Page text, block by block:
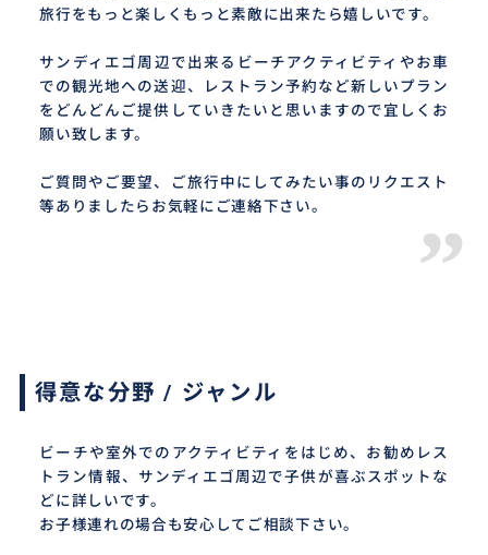
旅行をもっと楽しくもっと素敵に出来たら嬉しいです。
サンディエゴ周辺で出来るビーチアクティビティやお車
での観光地への送迎、レストラン予約など新しいプラン
をどんどんご提供していきたいと思いますので宜しくお
願い致します。
ご質問やご要望、ご旅行中にしてみたい事のリクエスト
等ありましたらお気軽にご連絡下さい。
”
得意な分野 / ジャンル
ビーチや室外でのアクティビティをはじめ、お勧めレス
トラン情報、サンディエゴ周辺で子供が喜ぶスポットな
どに詳しいです。
お子様連れの場合も安心してご相談下さい。